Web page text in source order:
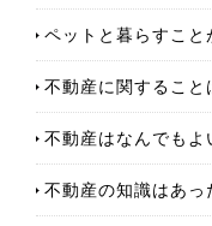
ペットと暮らすこ
不動産に関すること
不動産はなんでも
不動産の知識はあっ